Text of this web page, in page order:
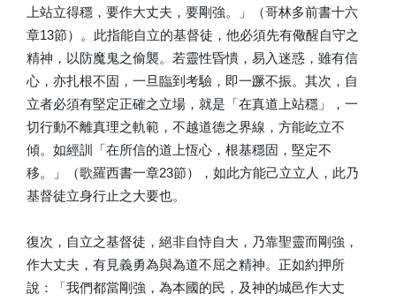
上站立得穩，要作大丈夫，要剛強。」（哥林多前書十六
章13節）。此指能自立的基督徒，他必須先有儆醒自守之
精神，以防魔鬼之偷襲。若靈性昏憒，易入迷惑，雖有信
心，亦扎根不固，一旦臨到考驗，即一蹶不振。其次，自
立者必須有堅定正確之立場，就是「在真道上站穩」，一
切行動不離真理之軌範，不越道德之界線，方能屹立不
傾。如經訓「在所信的道上恆心，根基穩固，堅定不
移。」（歌羅西書一章23節），如此方能己立立人，此乃
基督徒立身行止之大要也。
復次，自立之基督徒，絕非自恃自大，乃靠聖靈而剛強，
作大丈夫，有見義勇為與為道不屈之精神。正如約押所
說：「我們都當剛強，為本國的民，及神的城邑作大丈